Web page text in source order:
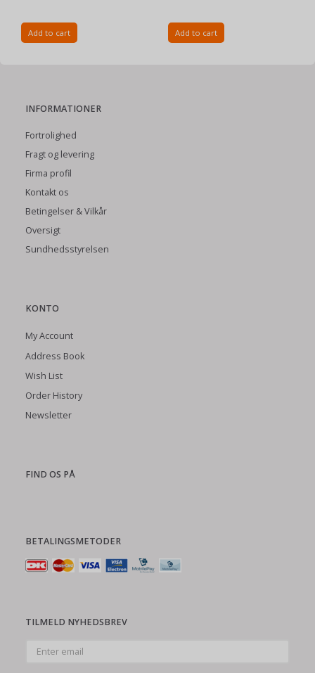
Add to cart Add to cart
INFORMATIONER
Fortrolighed
Fragt og levering
Firma profil
Kontakt os
Betingelser & Vilkår
Oversigt
Sundhedsstyrelsen
KONTO
My Account
Address Book
Wish List
Order History
Newsletter
FIND OS PÅ
BETALINGSMETODER
TILMELD NYHEDSBREV
email